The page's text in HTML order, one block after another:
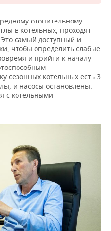
отопительному
в котельных, проходят
самый доступный и
чтобы определить слабые
и прийти к началу
сезонных котельных есть 3
и насосы остановлены.
с котельными